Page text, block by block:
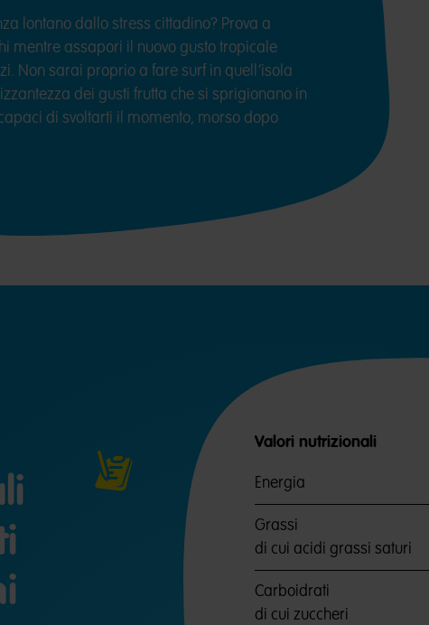
lontano dallo stress cittadino? Prova a
mentre assapori il nuovo gusto tropicale
Non sarai proprio a fare surf in quell’isola
dei gusti frutta che si sprigionano in
di svoltarti il momento, morso dopo
Valori nutrizionali
Energia
Grassi
di cui acidi grassi saturi
Carboidrati
di cui zuccheri